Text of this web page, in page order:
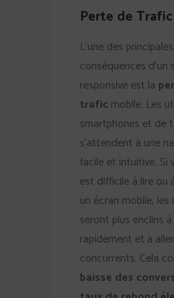
Perte de
L’une des principales
conséquences d’un
responsive est la
trafic mobile. Les
smartphones et de
s’attendent à une
facile et intuitive. Si
est difficile à lire ou
un écran mobile,
seront plus enclins
rapidement et à
concurrents. Cela
baisse des